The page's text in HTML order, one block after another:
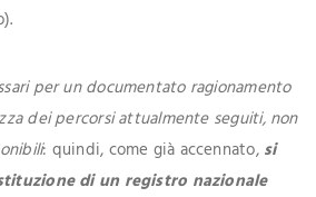
per un documentato ragionamento
dei percorsi attualmente seguiti, non
: quindi, come già accennato, si
di un registro nazionale